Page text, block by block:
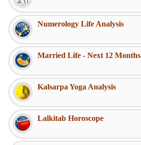
Numerology Life Analysis
Married Life - Next 12 Months
Kalsarpa Yoga Analysis
Lalkitab Horoscope